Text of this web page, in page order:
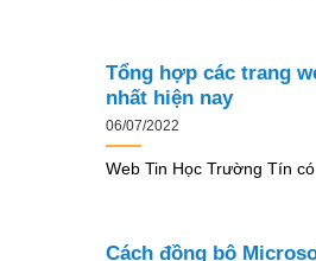
Tổng hợp các trang
nhất hiện nay
06/07/2022
Web Tin Học Trường Tín
Cách đồng bộ